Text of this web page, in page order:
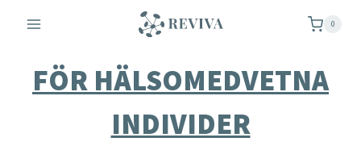
sisältöön
0
FÖR HÄLSOMEDVETNA
INDIVIDER